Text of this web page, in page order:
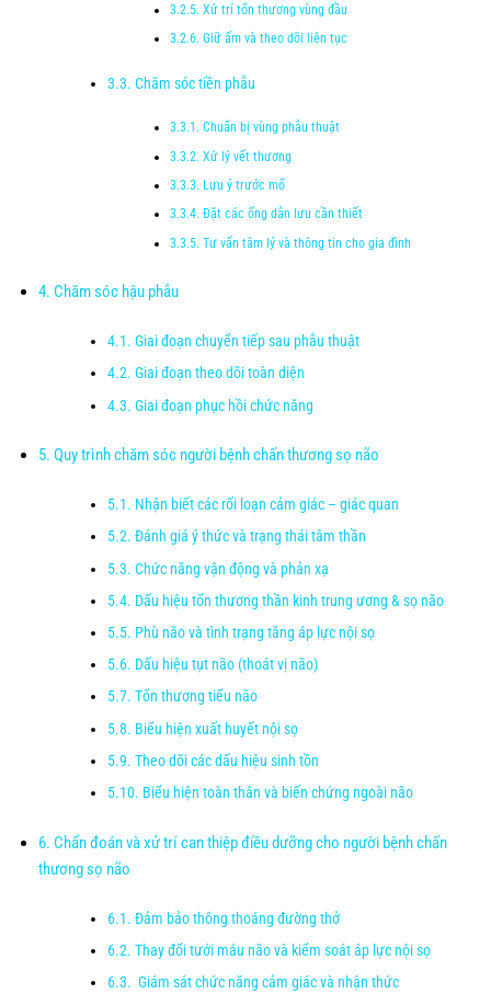
Xử trí tổn thương vùng đầu
Giữ ấm và theo dõi liên tục
Chăm sóc tiền phẫu
Chuẩn bị vùng phẫu thuật
Xử lý vết thương
Lưu ý trước mổ
Đặt các ống dẫn lưu cần thiết
Tư vấn tâm lý và thông tin cho gia đình
Chăm sóc hậu phẫu
Giai đoạn chuyển tiếp sau phẫu thuật
Giai đoạn theo dõi toàn diện
Giai đoạn phục hồi chức năng
Quy trình chăm sóc người bệnh chấn thương sọ não
Nhận biết các rối loạn cảm giác – giác quan
Đánh giá ý thức và trạng thái tâm thần
Chức năng vận động và phản xạ
Dấu hiệu tổn thương thần kinh trung ương & sọ não
Phù não và tình trạng tăng áp lực nội sọ
Dấu hiệu tụt não (thoát vị não)
Tổn thương tiểu não
Biểu hiện xuất huyết nội sọ
Theo dõi các dấu hiệu sinh tồn
Biểu hiện toàn thân và biến chứng ngoài não
Chẩn đoán và xử trí can thiệp điều dưỡng cho người bệnh chấn
thương sọ não
Đảm bảo thông thoáng đường thở
Thay đổi tưới máu não và kiểm soát áp lực nội sọ
Giám sát chức năng cảm giác và nhận thức